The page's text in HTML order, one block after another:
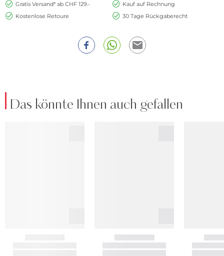
Gratis Versand* ab CHF 129.-
Kauf auf Rechnung
Kostenlose Retoure
30 Tage Rückgaberecht
Das könnte Ihnen auch gefallen